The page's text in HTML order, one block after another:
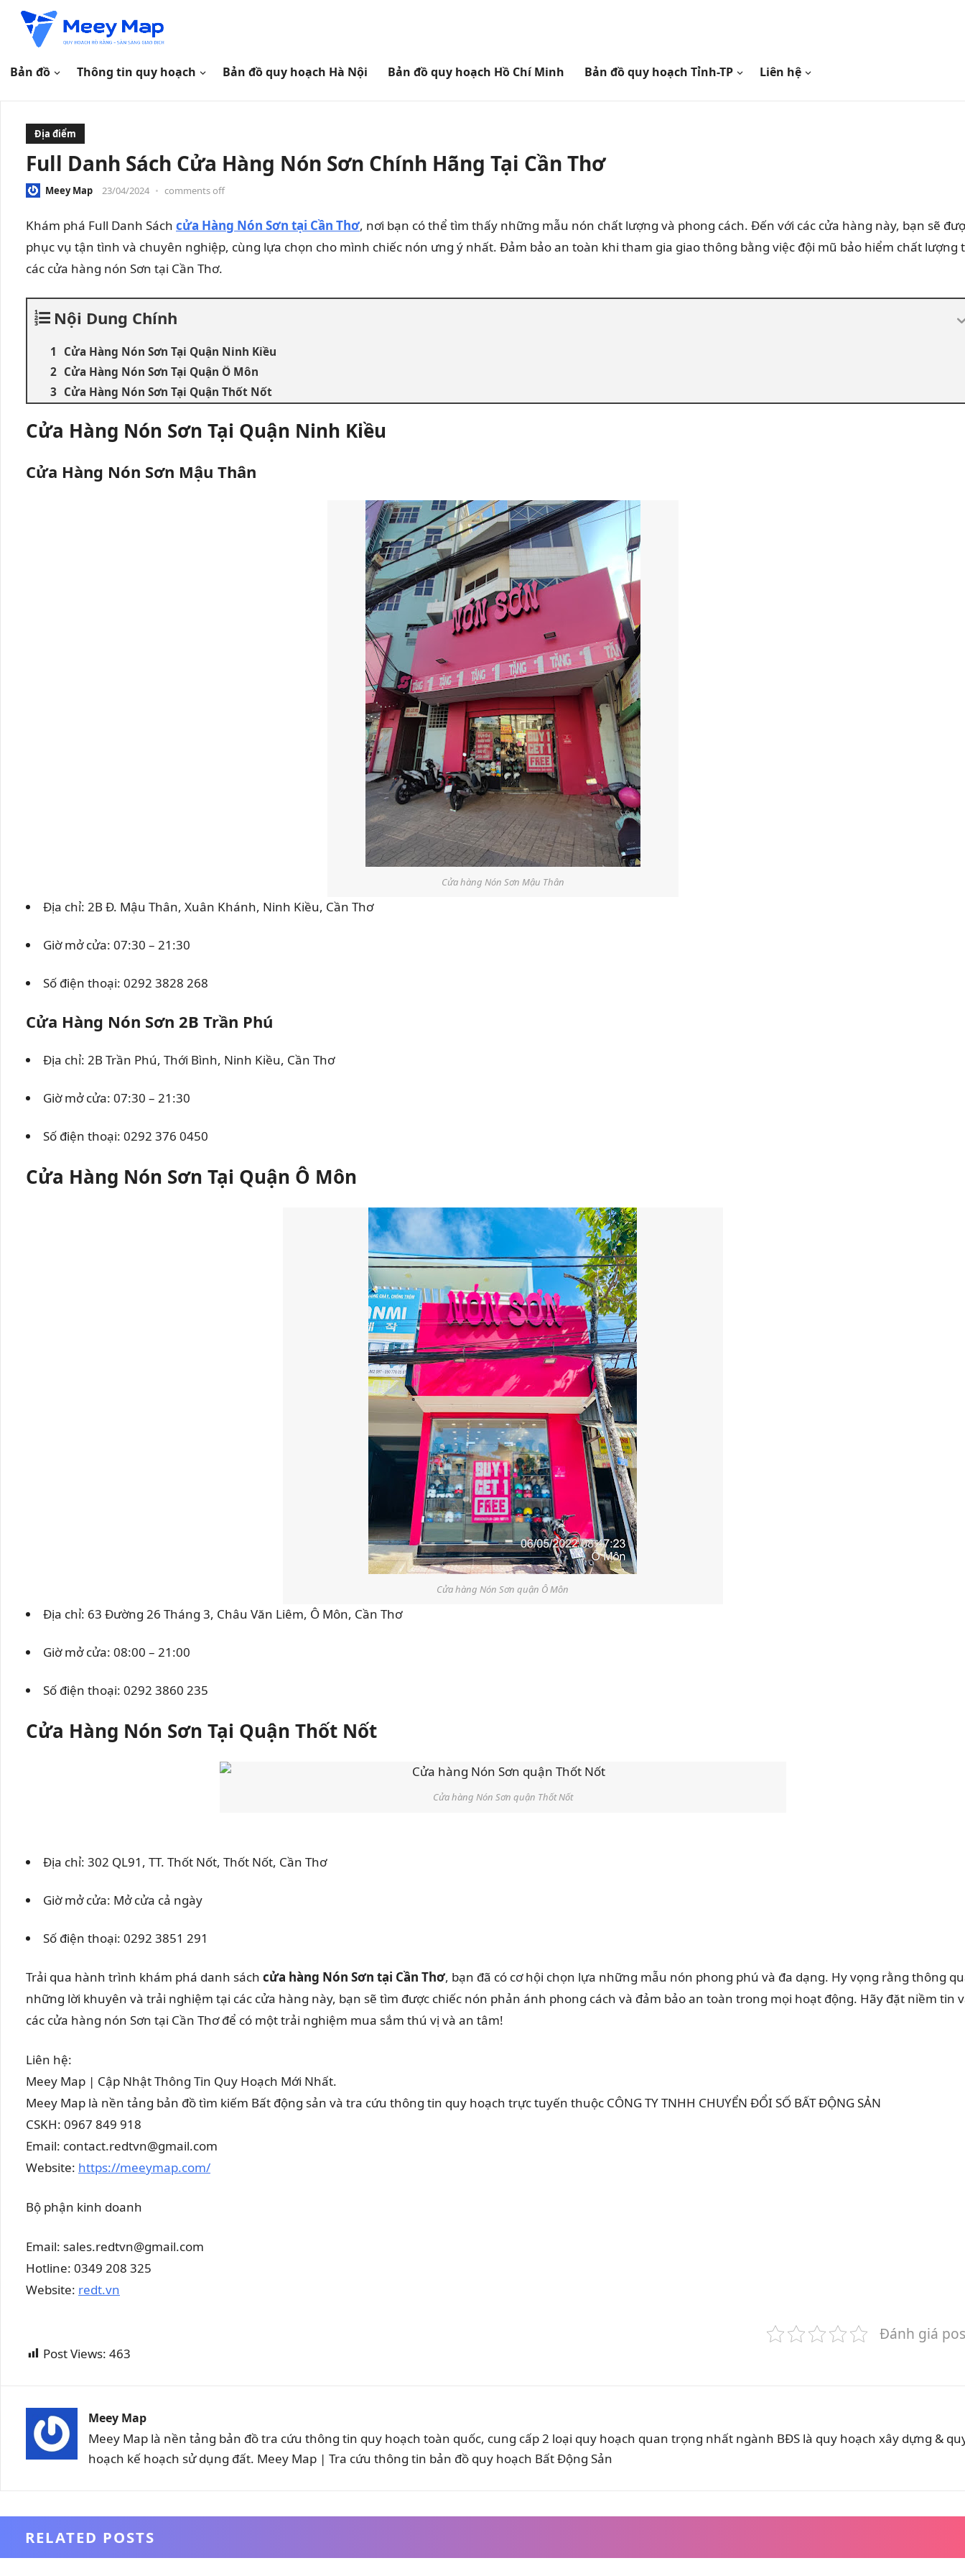
Bản đồ Thông tin quy hoạch Bản đồ quy hoạch Hà Nội Bản đồ quy hoạch Hồ Chí Minh Bản đồ quy hoạch Tỉnh-TP Liên hệ
Địa điểm
Full Danh Sách Cửa Hàng Nón Sơn Chính Hãng Tại Cần Thơ
Meey Map 23/04/2024 • comments off
Khám phá Full Danh Sách cửa Hàng Nón Sơn tại Cần Thơ, nơi bạn có thể tìm thấy những mẫu nón chất lượng và phong cách. Đến với các cửa hàng này, bạn sẽ
phục vụ tận tình và chuyên nghiệp, cùng lựa chọn cho mình chiếc nón ưng ý nhất. Đảm bảo an toàn khi tham gia giao thông bằng việc đội mũ bảo hiểm chất lượng
các cửa hàng nón Sơn tại Cần Thơ.
Nội Dung Chính
Cửa Hàng Nón Sơn Tại Quận Ninh Kiều
Cửa Hàng Nón Sơn Tại Quận Ô Môn
Cửa Hàng Nón Sơn Tại Quận Thốt Nốt
Cửa Hàng Nón Sơn Tại Quận Ninh Kiều
Cửa Hàng Nón Sơn Mậu Thân
Cửa hàng Nón Sơn Mậu Thân
Địa chỉ: 2B Đ. Mậu Thân, Xuân Khánh, Ninh Kiều, Cần Thơ
Giờ mở cửa: 07:30 – 21:30
Số điện thoại: 0292 3828 268
Cửa Hàng Nón Sơn 2B Trần Phú
Địa chỉ: 2B Trần Phú, Thới Bình, Ninh Kiều, Cần Thơ
Giờ mở cửa: 07:30 – 21:30
Số điện thoại: 0292 376 0450
Cửa Hàng Nón Sơn Tại Quận Ô Môn
Cửa hàng Nón Sơn quận Ô Môn
Địa chỉ: 63 Đường 26 Tháng 3, Châu Văn Liêm, Ô Môn, Cần Thơ
Giờ mở cửa: 08:00 – 21:00
Số điện thoại: 0292 3860 235
Cửa Hàng Nón Sơn Tại Quận Thốt Nốt
Cửa hàng Nón Sơn quận Thốt Nốt
Địa chỉ: 302 QL91, TT. Thốt Nốt, Thốt Nốt, Cần Thơ
Giờ mở cửa: Mở cửa cả ngày
Số điện thoại: 0292 3851 291
Trải qua hành trình khám phá danh sách cửa hàng Nón Sơn tại Cần Thơ, bạn đã có cơ hội chọn lựa những mẫu nón phong phú và đa dạng. Hy vọng rằng thông
những lời khuyên và trải nghiệm tại các cửa hàng này, bạn sẽ tìm được chiếc nón phản ánh phong cách và đảm bảo an toàn trong mọi hoạt động. Hãy đặt niềm tin
các cửa hàng nón Sơn tại Cần Thơ để có một trải nghiệm mua sắm thú vị và an tâm!
Liên hệ:
Meey Map | Cập Nhật Thông Tin Quy Hoạch Mới Nhất.
Meey Map là nền tảng bản đồ tìm kiếm Bất động sản và tra cứu thông tin quy hoạch trực tuyến thuộc CÔNG TY TNHH CHUYỂN ĐỔI SỐ BẤT ĐỘNG SẢN
CSKH: 0967 849 918
Email: contact.redtvn@gmail.com
Website: https://meeymap.com/
Bộ phận kinh doanh
Email: sales.redtvn@gmail.com
Hotline: 0349 208 325
Website: redt.vn
Đánh giá
Post Views: 463
Meey Map
Meey Map là nền tảng bản đồ tra cứu thông tin quy hoạch toàn quốc, cung cấp 2 loại quy hoạch quan trọng nhất ngành BĐS là quy hoạch xây dựng &
hoạch kế hoạch sử dụng đất. Meey Map | Tra cứu thông tin bản đồ quy hoạch Bất Động Sản
RELATED POSTS